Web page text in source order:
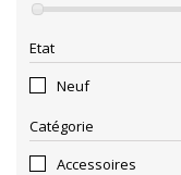
Etat
Neuf
Catégorie
Accessoires